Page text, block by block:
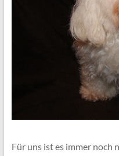
Für uns ist es immer noch